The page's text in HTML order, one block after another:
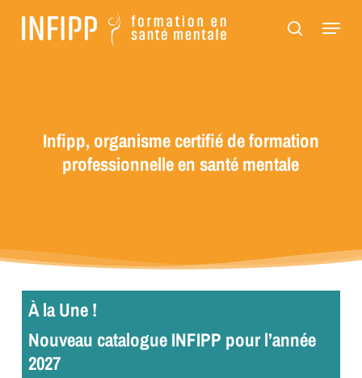
Panneau de gestion des cookies
contenu
Menu
Infipp, organisme certifié de formation
professionnelle en santé mentale
À la Une !
Nouveau catalogue INFIPP pour l’année
2027